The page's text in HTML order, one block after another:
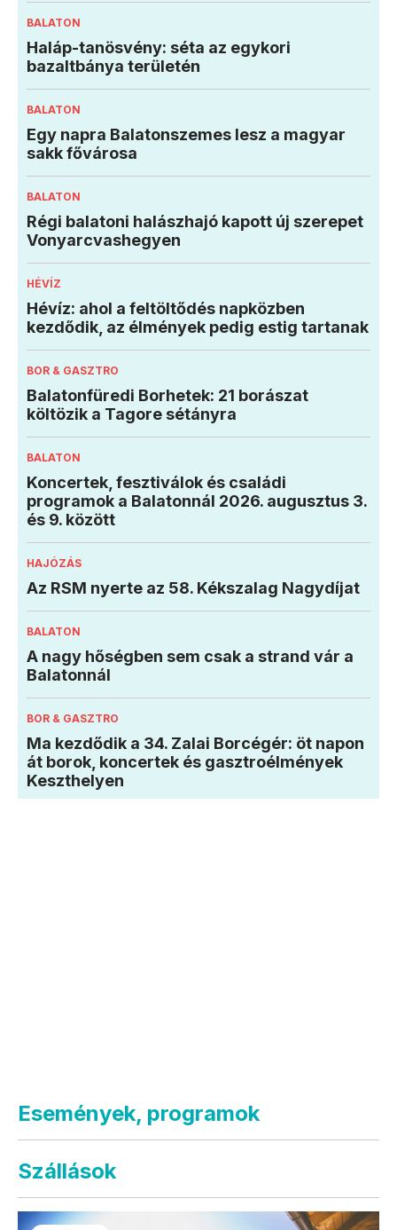
BALATON
Haláp-tanösvény: séta az egykori
bazaltbánya területén
BALATON
Egy napra Balatonszemes lesz a magyar
sakk fővárosa
BALATON
Régi balatoni halászhajó kapott új szerepet
Vonyarcvashegyen
HÉVÍZ
Hévíz: ahol a feltöltődés napközben
kezdődik, az élmények pedig estig tartanak
BOR & GASZTRO
Balatonfüredi Borhetek: 21 borászat
költözik a Tagore sétányra
BALATON
Koncertek, fesztiválok és családi
programok a Balatonnál 2026. augusztus 3.
és 9. között
HAJÓZÁS
Az RSM nyerte az 58. Kékszalag Nagydíjat
BALATON
A nagy hőségben sem csak a strand vár a
Balatonnál
BOR & GASZTRO
Ma kezdődik a 34. Zalai Borcégér: öt napon
át borok, koncertek és gasztroélmények
Keszthelyen
Események, programok
Szállások